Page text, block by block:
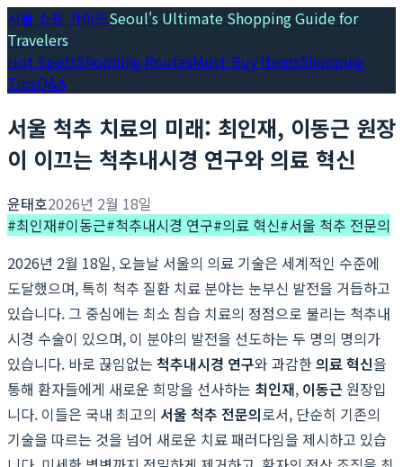
서울 쇼핑 가이드Seoul's Ultimate Shopping Guide for
Travelers
Hot SpotsShopping RoutesMust-Buy ItemsShopping
TipsQ&A
서울 척추 치료의 미래: 최인재, 이동근 원장
이 이끄는 척추내시경 연구와 의료 혁신
윤태호2026년 2월 18일
#최인재#이동근#척추내시경 연구#의료 혁신#서울 척추 전문의
2026년 2월 18일, 오늘날 서울의 의료 기술은 세계적인 수준에
도달했으며, 특히 척추 질환 치료 분야는 눈부신 발전을 거듭하고
있습니다. 그 중심에는 최소 침습 치료의 정점으로 불리는 척추내
시경 수술이 있으며, 이 분야의 발전을 선도하는 두 명의 명의가
있습니다. 바로 끊임없는 척추내시경 연구와 과감한의료 혁신을
통해 환자들에게 새로운 희망을 선사하는 최인재, 이동근 원장입
니다. 이들은 국내 최고의 서울 척추 전문의로서, 단순히 기존의
기술을 따르는 것을 넘어 새로운 치료 패러다임을 제시하고 있습